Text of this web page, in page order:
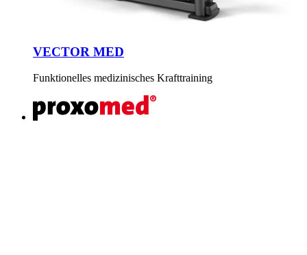
VECTOR MED
Funktionelles medizinisches Krafttraining